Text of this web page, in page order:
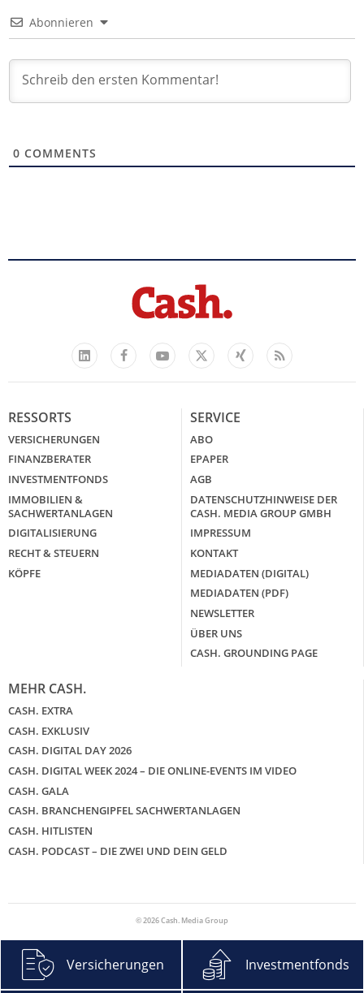
Abonnieren
0 COMMENTS
LinkedIn
FacebookYouTube
X
Xing Feed
RESSORTS
VERSICHERUNGEN
FINANZBERATER
INVESTMENTFONDS
IMMOBILIEN &
SACHWERTANLAGEN
DIGITALISIERUNG
RECHT & STEUERN
KÖPFE
SERVICE
ABO
EPAPER
AGB
DATENSCHUTZHINWEISE DER
CASH. MEDIA GROUP GMBH
IMPRESSUM
KONTAKT
MEDIADATEN (DIGITAL)
MEDIADATEN (PDF)
NEWSLETTER
ÜBER UNS
CASH. GROUNDING PAGE
MEHR CASH.
CASH. EXTRA
CASH. EXKLUSIV
CASH. DIGITAL DAY 2026
CASH. DIGITAL WEEK 2024 – DIE ONLINE-EVENTS IM VIDEO
CASH. GALA
CASH. BRANCHENGIPFEL SACHWERTANLAGEN
CASH. HITLISTEN
CASH. PODCAST – DIE ZWEI UND DEIN GELD
© 2026 Cash. Media Group
Versicherungen Investmentfonds